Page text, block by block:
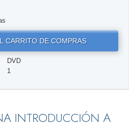
CARRITO DE COMPRAS
DVD
1
INTRODUCCIÓN A